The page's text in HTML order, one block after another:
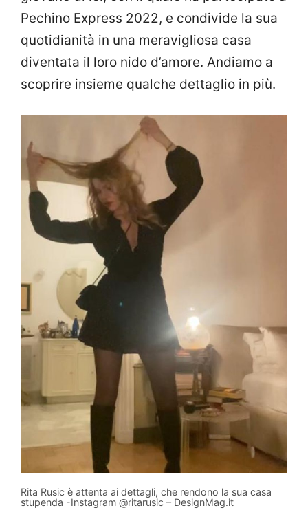
Pechino Express 2022, e condivide la sua
quotidianità in una meravigliosa casa
diventata il loro nido d’amore. Andiamo a
scoprire insieme qualche dettaglio in più.
Rita Rusic è attenta ai dettagli, che rendono la sua casa
stupenda -Instagram @ritarusic – DesignMag.it